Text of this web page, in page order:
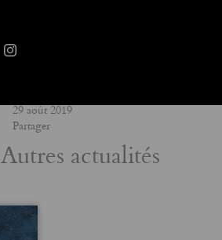
29 août 2019
Partager
Autres actualités